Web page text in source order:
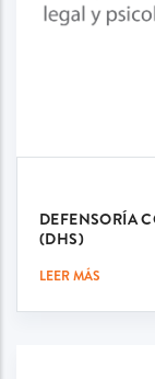
DEFENSORÍA
(DHS)
LEER MÁS